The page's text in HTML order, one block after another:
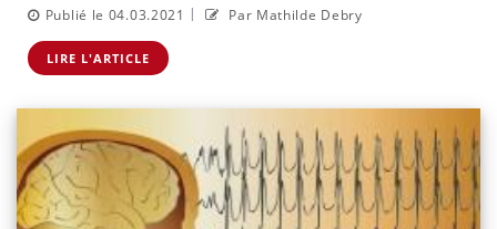
Publié le 04.03.2021 | Par Mathilde Debry
LIRE L'ARTICLE